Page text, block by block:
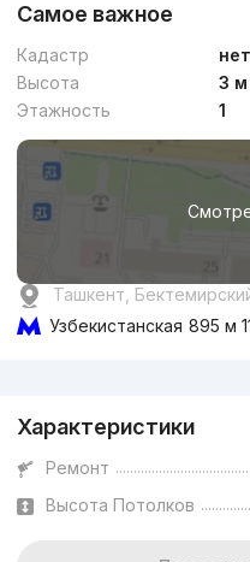
Самое важное
Кадастр
нет
Высота
3 м
Этажность
1
Ташкент,
Узбекистанская 895 м
Характеристики
Ремонт
Высота Потолков